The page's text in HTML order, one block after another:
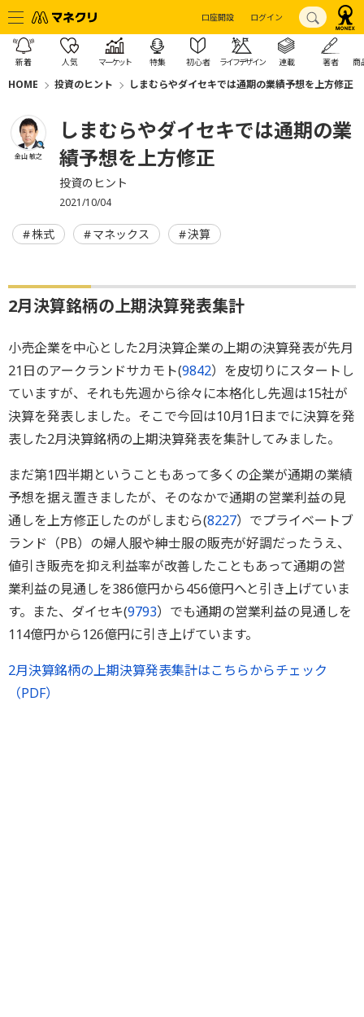
口座開設 ログイン
新着 人気 マーケット 特集 初心者 ライフデザイン 連載 著者 商
HOME 投資のヒント しまむらやダイセキでは通期の業績予想を上方修正
金山 敏之
しまむらやダイセキでは通期の業
績予想を上方修正
投資のヒント
2021/10/04
株式 マネックス 決算
2月決算銘柄の上期決算発表集計
小売企業を中心とした2月決算企業の上期の決算発表が先月
21日のアークランドサカモト(9842）を皮切りにスタートし
ていますが、それも先週から徐々に本格化し先週は15社が
決算を発表しました。そこで今回は10月1日までに決算を発
表した2月決算銘柄の上期決算発表を集計してみました。
まだ第1四半期ということもあって多くの企業が通期の業績
予想を据え置きましたが、そのなかで通期の営業利益の見
通しを上方修正したのがしまむら(8227）でプライベートブ
ランド（PB）の婦人服や紳士服の販売が好調だったうえ、
値引き販売を抑え利益率が改善したこともあって通期の営
業利益の見通しを386億円から456億円へと引き上げていま
す。また、ダイセキ(9793）でも通期の営業利益の見通しを
114億円から126億円に引き上げています。
2月決算銘柄の上期決算発表集計はこちらからチェック
（PDF）